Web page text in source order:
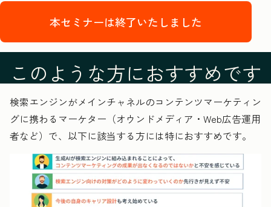
本セミナーは終了いたしました
このような方におすすめです
検索エンジンがメインチャネルのコンテンツマーケティン
グに携わるマーケター（オウンドメディア・Web広告運用
者など）で、以下に該当する方には特におすすめです。